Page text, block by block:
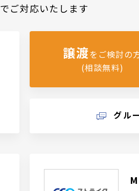
でご対応いたします
譲渡をご検討の
(相談無料)
グル